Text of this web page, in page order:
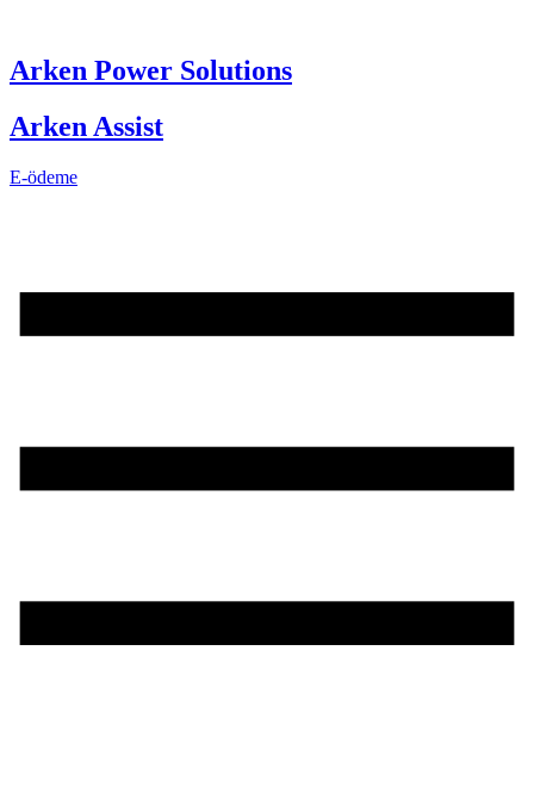
content
Arken Power Solutions
Arken Assist
E-ödeme